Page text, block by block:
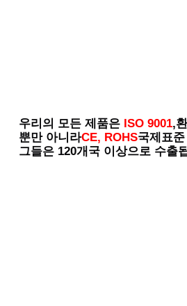
우리의 모든 제품은 ISO 9001,
뿐만 아니라CE, ROHS국제표
그들은 120개국 이상으로 수출